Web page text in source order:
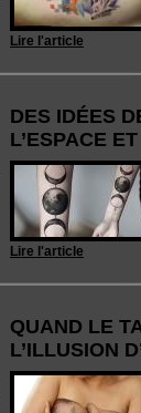
Lire l'article
DES IDÉES
L’ESPACE
Lire l'article
QUAND LE
L’ILLUSION